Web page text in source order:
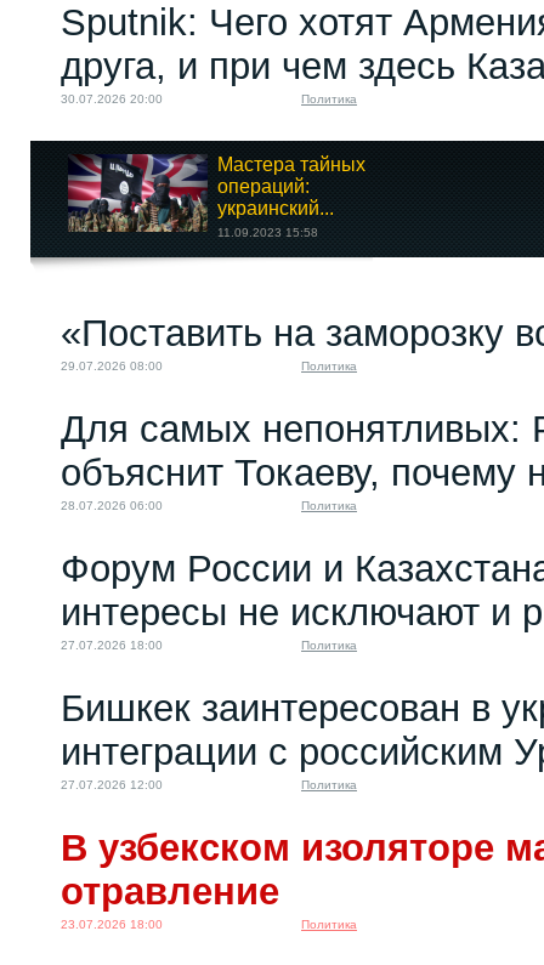
Sputnik: Чего хотят
друга, и при чем здесь
30.07.2026 20:00 Политика
Мастера тайных
операций:
украинский...
11.09.2023 15:58
«Нас никто не
оставляет один на
один с...
«Поставить на заморозку
29.07.2026 08:00 Политика
Для самых непонятливых:
объяснит Токаеву,
28.07.2026 06:00 Политика
Форум России и
интересы не исключают и
27.07.2026 18:00 Политика
Бишкек заинтересован в
интеграции с российским
27.07.2026 12:00 Политика
В узбекском изоляторе
отравление
23.07.2026 18:00 Политика